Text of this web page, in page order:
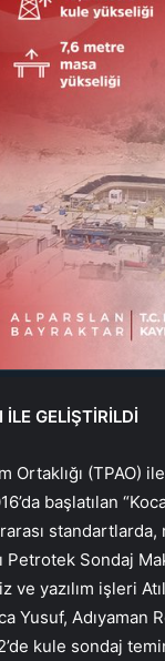
GELİŞTİRİLDİ
Ortaklığı (TPAO)
başlatılan
Petrotek Sondaj
ve yazılım işleri
Yusuf,
kule sondaj